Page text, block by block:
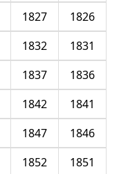
1826
1827
1831
1832
1836
1837
1841
1842
1846
1847
1851
1852